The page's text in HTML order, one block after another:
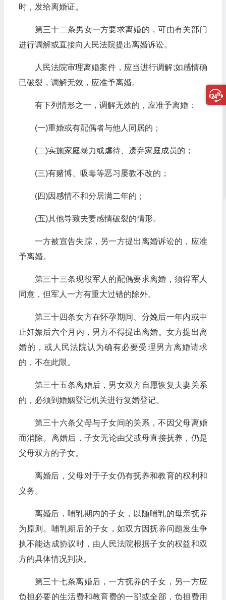
时，发给离婚证。
第三十二条男女一方要求离婚的，可由有关部门
进行调解或直接向人民法院提出离婚诉讼。
人民法院审理离婚案件，应当进行调解;如感情确
已破裂，调解无效，应准予离婚。
有下列情形之一，调解无效的，应准予离婚：
(一)重婚或有配偶者与他人同居的；
(二)实施家庭暴力或虐待、遗弃家庭成员的；
(三)有赌博、吸毒等恶习屡教不改的；
(四)因感情不和分居满二年的；
(五)其他导致夫妻感情破裂的情形。
一方被宣告失踪，另一方提出离婚诉讼的，应准
予离婚。
第三十三条现役军人的配偶要求离婚，须得军人
同意，但军人一方有重大过错的除外。
第三十四条女方在怀孕期间、分娩后一年内或中
止妊娠后六个月内，男方不得提出离婚。女方提出离
婚的，或人民法院认为确有必要受理男方离婚请求
的，不在此限。
第三十五条离婚后，男女双方自愿恢复夫妻关系
的，必须到婚姻登记机关进行复婚登记。
第三十六条父母与子女间的关系，不因父母离婚
而消除。离婚后，子女无论由父或母直接抚养，仍是
父母双方的子女。
离婚后，父母对于子女仍有抚养和教育的权利和
义务。
离婚后，哺乳期内的子女，以随哺乳的母亲抚养
为原则。哺乳期后的子女，如双方因抚养问题发生争
执不能达成协议时，由人民法院根据子女的权益和双
方的具体情况判决。
第三十七条离婚后，一方抚养的子女，另一方应
负担必要的生活费和教育费的一部或全部，负担费用